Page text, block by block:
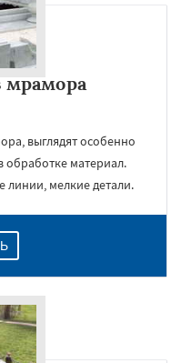
мрамора
выглядят особенно
материал.
линии, мелкие детали.